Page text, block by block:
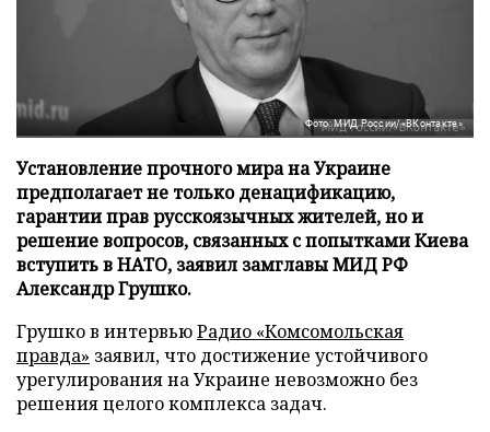
Фото: МИД России/«ВКонтакте»
Установление прочного мира на Украине
предполагает не только денацификацию,
гарантии прав русскоязычных жителей, но и
решение вопросов, связанных с попытками Киева
вступить в НАТО, заявил замглавы МИД РФ
Александр Грушко.
Грушко в интервьюРадио «Комсомольская
правда» заявил, что достижение устойчивого
урегулирования на Украине невозможно без
решения целого комплекса задач.